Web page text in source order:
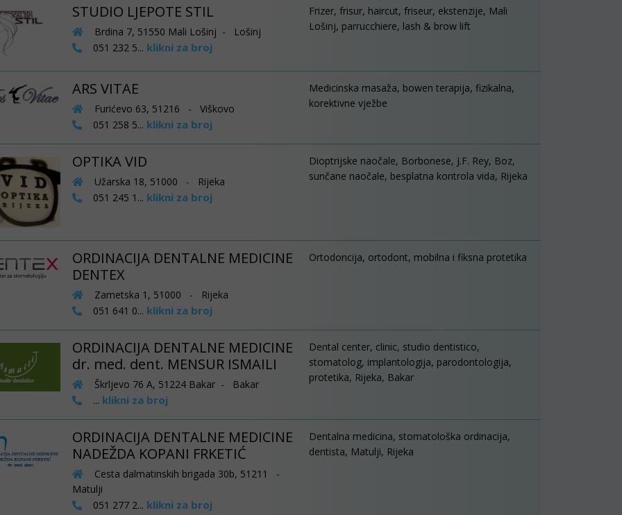
STUDIO LJEPOTE STIL
Brdina 7, 51550 Mali Lošinj - Lošinj
051 232 5... klikni za broj
Frizer, frisur, haircut, friseur, ekstenzije, Mali
Lošinj, parrucchiere, lash & brow lift
ARS VITAE
Furićevo 63, 51216 - Viškovo
051 258 5... klikni za broj
Medicinska masaža, bowen terapija, fizikalna,
korektivne vježbe
OPTIKA VID
Užarska 18, 51000 - Rijeka
051 245 1... klikni za broj
Dioptrijske naočale, Borbonese, J.F. Rey, Boz,
sunčane naočale, besplatna kontrola vida, Rijeka
ORDINACIJA DENTALNE MEDICINE
DENTEX
Zametska 1, 51000 - Rijeka
051 641 0... klikni za broj
Ortodoncija, ortodont, mobilna i fiksna protetika
ORDINACIJA DENTALNE MEDICINE
dr. med. dent. MENSUR ISMAILI
Škrljevo 76 A, 51224 Bakar - Bakar
... klikni za broj
Dental center, clinic, studio dentistico,
stomatolog, implantologija, parodontologija,
protetika, Rijeka, Bakar
ORDINACIJA DENTALNE MEDICINE
NADEŽDA KOPANI FRKETIĆ
Cesta dalmatinskih brigada 30b, 51211 -
Matulji
051 277 2... klikni za broj
Dentalna medicina, stomatološka ordinacija,
dentista, Matulji, Rijeka